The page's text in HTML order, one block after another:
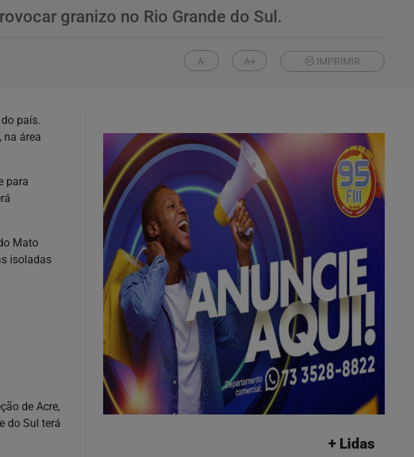
granizo no Rio Grande do Sul.
A- A+ IMPRIMIR
país.
na área
para
Mato
isoladas
de Acre,
do Sul terá
+ Lidas